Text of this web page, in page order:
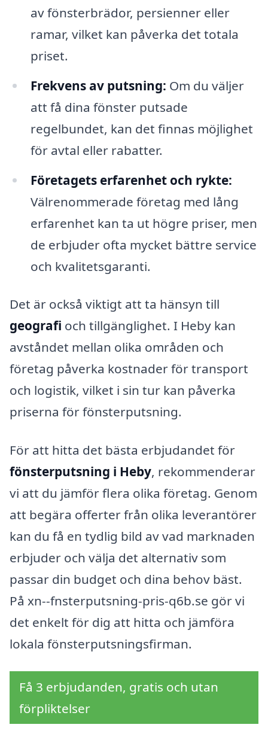
av fönsterbrädor, persienner eller
ramar, vilket kan påverka det totala
priset.
Frekvens av putsning: Om du väljer
att få dina fönster putsade
regelbundet, kan det finnas möjlighet
för avtal eller rabatter.
Företagets erfarenhet och rykte:
Välrenommerade företag med lång
erfarenhet kan ta ut högre priser, men
de erbjuder ofta mycket bättre service
och kvalitetsgaranti.
Det är också viktigt att ta hänsyn till
geografi och tillgänglighet. I Heby kan
avståndet mellan olika områden och
företag påverka kostnader för transport
och logistik, vilket i sin tur kan påverka
priserna för fönsterputsning.
För att hitta det bästa erbjudandet för
fönsterputsning i Heby, rekommenderar
vi att du jämför flera olika företag. Genom
att begära offerter från olika leverantörer
kan du få en tydlig bild av vad marknaden
erbjuder och välja det alternativ som
passar din budget och dina behov bäst.
På xn--fnsterputsning-pris-q6b.se gör vi
det enkelt för dig att hitta och jämföra
lokala fönsterputsningsfirman.
Få 3 erbjudanden, gratis och utan
förpliktelser